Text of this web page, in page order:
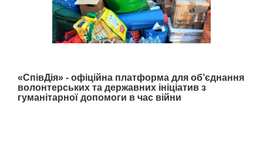
«СпівДія» - офіційна платформа для об’єднання
волонтерських та державних ініціатив з
гуманітарної допомоги в час війни